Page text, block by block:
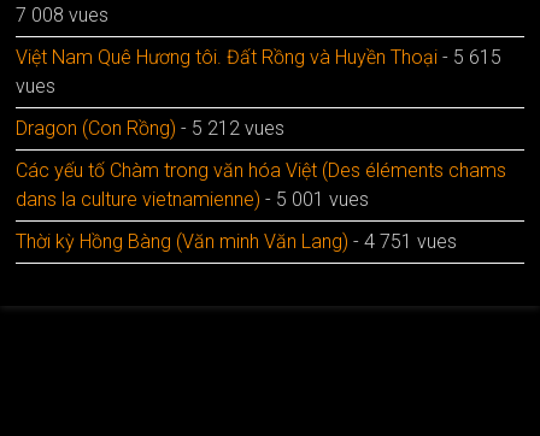
7 008 vues
Việt Nam Quê Hương tôi. Đất Rồng và Huyền Thoại - 5 615
vues
Dragon (Con Rồng) - 5 212 vues
Các yếu tố Chàm trong văn hóa Việt (Des éléments chams
dans la culture vietnamienne) - 5 001 vues
Thời kỳ Hồng Bàng (Văn minh Văn Lang) - 4 751 vues